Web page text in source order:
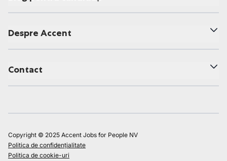
Despre Accent
Contact
Copyright © 2025 Accent Jobs for People NV
Politica de confidențialitate
Politica de cookie-uri